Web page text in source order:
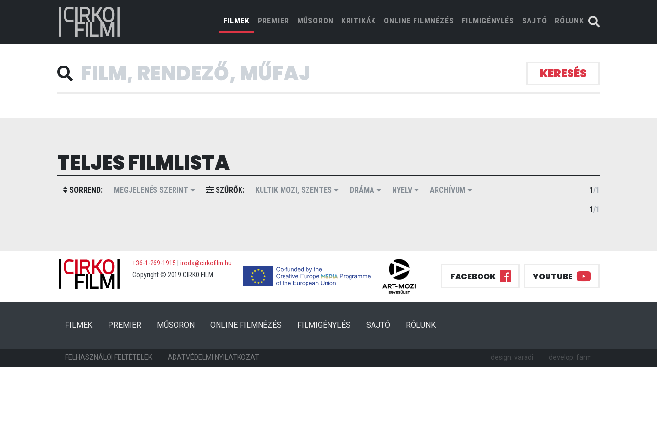
FILMEK(CURRENT)
PREMIER MŰSORON KRITIKÁK ONLINE FILMNÉZÉS FILMIGÉNYLÉS SAJTÓ RÓLUNK
KERESÉS
TELJES FILMLISTA
SORREND: MEGJELENÉS SZERINT SZŰRŐK: KULTIK MOZI, SZENTES DRÁMA NYELV ARCHÍVUM 1/1
1/1
+36-1-269-1915
iroda@cirkofilm.hu
Copyright © 2019 CIRKO FILM
FACEBOOK YOUTUBE
FILMEK(CURRENT)
PREMIER (CURRENT)
MŰSORON ONLINE FILMNÉZÉS FILMIGÉNYLÉS SAJTÓ RÓLUNK
FELHASZNÁLÓI FELTÉTELEK ADATVÉDELMI NYILATKOZAT design: varadi develop: farm